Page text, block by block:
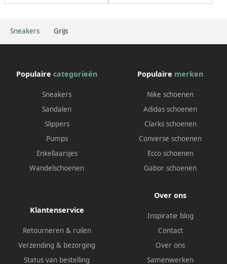
Sneakers Grijs
Populaire categorieën
Sneakers
Sandalen
Slippers
Pumps
Enkellaarsjes
Wandelschoenen
Populaire merken
Nike schoenen
Adidas schoenen
Clarks schoenen
Converse schoenen
Ecco schoenen
Gabor schoenen
Klantenservice
Retourneren & ruilen
Verzending & bezorging
Status van bestelling
Over ons
Inspiratie blog
Contact
Over ons
Samenwerken